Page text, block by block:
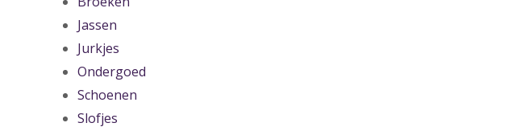
Jassen
Jurkjes
Ondergoed
Schoenen
Slofjes